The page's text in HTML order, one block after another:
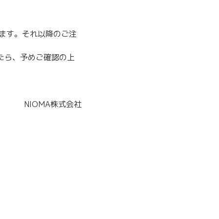
す。それ以降のご注
ら、予めご確認の上
NIOMA株式会社